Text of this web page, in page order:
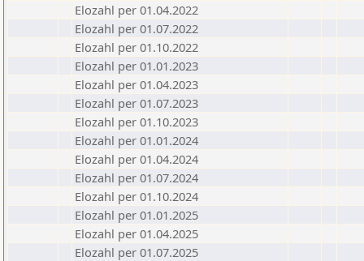
Elozahl per 01.04.2022
Elozahl per 01.07.2022
Elozahl per 01.10.2022
Elozahl per 01.01.2023
Elozahl per 01.04.2023
Elozahl per 01.07.2023
Elozahl per 01.10.2023
Elozahl per 01.01.2024
Elozahl per 01.04.2024
Elozahl per 01.07.2024
Elozahl per 01.10.2024
Elozahl per 01.01.2025
Elozahl per 01.04.2025
Elozahl per 01.07.2025